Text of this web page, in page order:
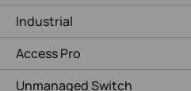
Industrial
Access Pro
Unmanaged Switch